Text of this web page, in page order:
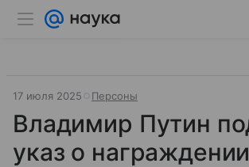
17 июля 2025 Персоны
Владимир Путин
указ о